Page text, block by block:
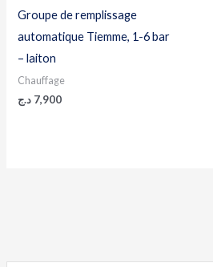
Groupe de remplissage
automatique Tiemme, 1-6 bar
– laiton
Chauffage
7,900 د.ج